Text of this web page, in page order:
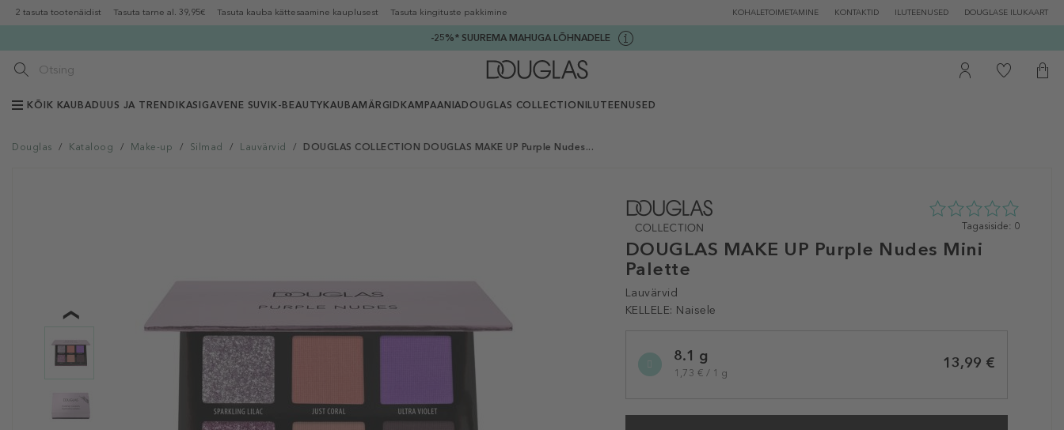
2 tasuta tootenäidist Tasuta tarne al. 39,95€ Tasuta kauba kättesaamine kauplusest Tasuta kingituste pakkimine KOHALETOIMETAMINE KONTAKTID ILUTEENUSED DOUGLASE ILUKAART
-25%* SUUREMA MAHUGA LÕHNADELE
KÕIK KAUBADUUS JA TRENDIKAS IGAVENE SUVI K-BEAUTY KAUBAMÄRGID KAMPAANIADOUGLAS COLLECTION ILUTEENUSED
Douglas / Kataloog / Make-up / Silmad / Lauvärvid / DOUGLAS COLLECTION DOUGLAS MAKE UP Purple Nudes...
DOUGLAS MAKE UP Purple Nudes Mini
Palette
Lauvärvid
KELLELE: Naisele
0
5st
Tagasiside: 0
variation8.1 g
1,73 € / 1 g
13,99 €